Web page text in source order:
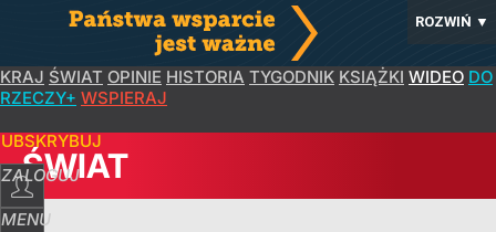
ROZWIŃ ▼
KRAJ ŚWIAT OPINIE HISTORIA TYGODNIK KSIĄŻKI WIDEO DO
RZECZY+ WSPIERAJ
ZALOGUJ
MENU
ŚWIAT